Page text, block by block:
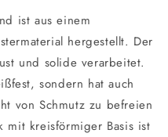
ist aus einem
hergestellt. Der
und solide verarbeitet.
sondern hat auch
von Schmutz zu befreien
mit kreisförmiger Basis ist